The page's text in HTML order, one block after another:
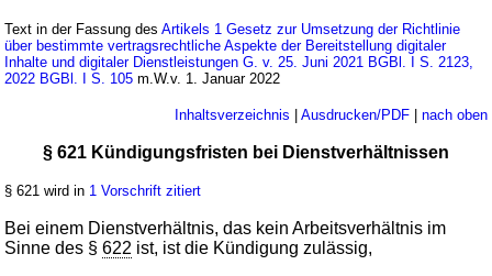
Text in der Fassung desArtikels 1 Gesetz zur Umsetzung der Richtlinie
über bestimmte vertragsrechtliche Aspekte der Bereitstellung digitaler
Inhalte und digitaler Dienstleistungen G. v. 25. Juni 2021 BGBl. I S. 2123,
2022 BGBl. I S. 105 m.W.v. 1. Januar 2022
Inhaltsverzeichnis Ausdrucken/PDF| nach oben
§ 621 Kündigungsfristen bei Dienstverhältnissen
§ 621 wird in 1 Vorschrift zitiert
Bei einem Dienstverhältnis, das kein Arbeitsverhältnis im
Sinne des §622 ist, ist die Kündigung zulässig,